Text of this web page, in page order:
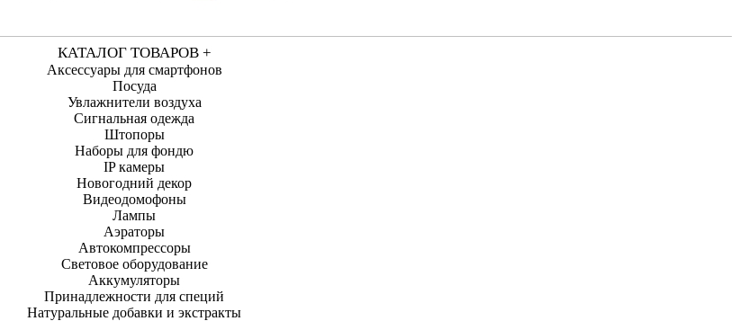
КАТАЛОГ ТОВАРОВ +
Аксессуары для смартфонов
Посуда
Увлажнители воздуха
Сигнальная одежда
Штопоры
Наборы для фондю
IP камеры
Новогодний декор
Видеодомофоны
Лампы
Аэраторы
Автокомпрессоры
Световое оборудование
Аккумуляторы
Принадлежности для специй
Натуральные добавки и экстракты